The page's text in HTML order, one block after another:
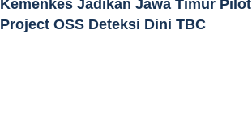
Kemenkes Jadikan Jawa Timur Pilot
Project OSS Deteksi Dini TBC